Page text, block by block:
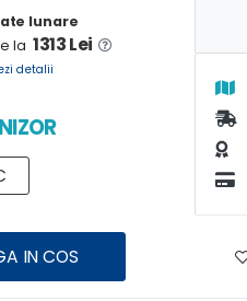
lunare
la 1313 Lei
detalii
IN COS